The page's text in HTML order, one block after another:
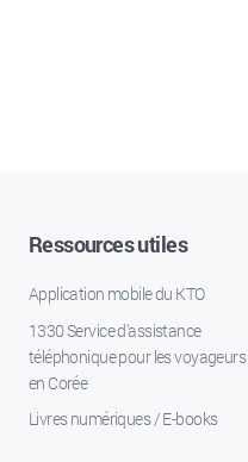
Ressources utiles
Application mobile du KTO
1330 Service d'assistance
téléphonique pour les voyageurs
en Corée
Livres numériques / E-books